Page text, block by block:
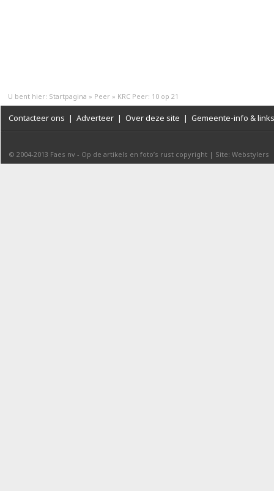
U bent hier: Startpagina » Peer » KRC Peer: 10 op 21
Contacteer ons | Adverteer | Over deze site | Gemeente-info & links
© 2004-2013 Faes nv - Op de artikels en foto’s rust copyright | Site: Webstylers